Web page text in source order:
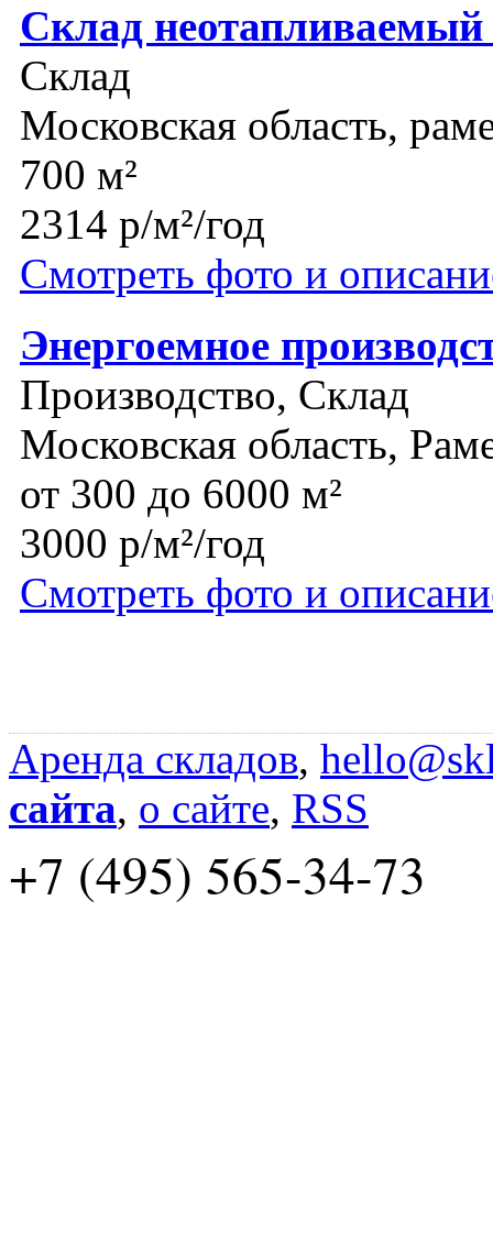
Склад
Склад
Московская область,
700 м²
2314 р/м²/год
Смотреть фото и
Энергоемное
Производство, Склад
Московская область,
от 300 до 6000 м²
3000 р/м²/год
Смотреть фото и
Аренда складов,
сайта, о сайте, RSS
+7 (495) 565-34-73